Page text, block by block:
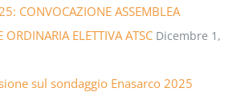
CONVOCAZIONE ASSEMBLEA
ORDINARIA ELETTIVA ATSC Dicembre 1,
sul sondaggio Enasarco 2025